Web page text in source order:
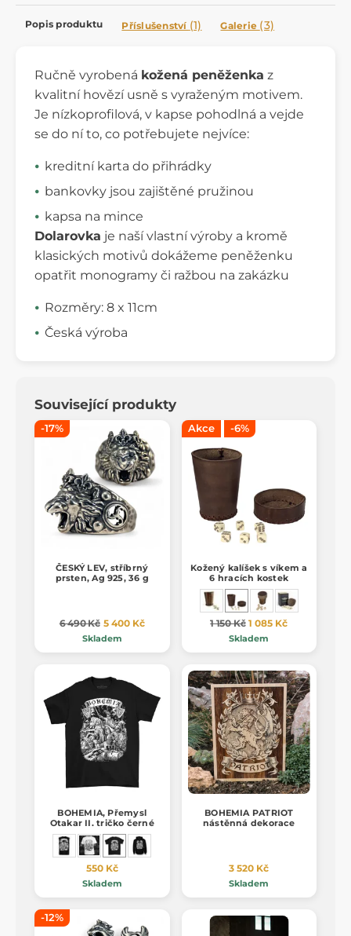
Popis produktu Příslušenství (1) Galerie (3)
Ručně vyrobená kožená peněženka z
kvalitní hovězí usně s vyraženým motivem.
Je nízkoprofilová, v kapse pohodlná a vejde
se do ní to, co potřebujete nejvíce:
kreditní karta do přihrádky
bankovky jsou zajištěné pružinou
kapsa na mince
Dolarovka je naší vlastní výroby a kromě
klasických motivů dokážeme peněženku
opatřit monogramy či ražbou na zakázku
Rozměry: 8 x 11cm
Česká výroba
Související produkty
-17%
ČESKÝ LEV, stříbrný
prsten, Ag 925, 36 g
6 490 Kč 5 400 Kč
Skladem
Akce -6%
Kožený kalíšek s víkem a
6 hracích kostek
1 150 Kč 1 085 Kč
Skladem
BOHEMIA, Přemysl
Otakar II. tričko černé
550 Kč
Skladem
BOHEMIA PATRIOT
nástěnná dekorace
3 520 Kč
Skladem
-12%